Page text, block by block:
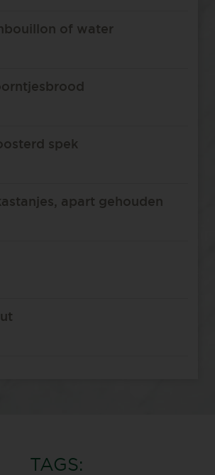
of water
spek
apart gehouden
TAGS: